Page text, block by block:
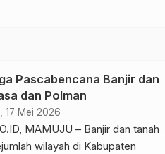
Pascabencana Banjir dan
dan Polman
17 Mei 2026
MAMUJU – Banjir dan tanah
wilayah di Kabupaten